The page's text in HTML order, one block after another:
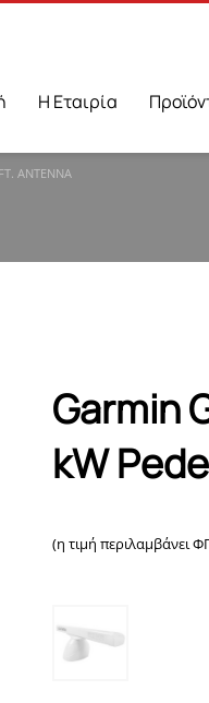
Η Εταιρία
ANTENNA
Garmin
kW
(η τιμή περιλαμβάνει